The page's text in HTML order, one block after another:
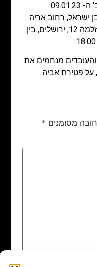
ישראל, רחוב אריה
דולצ'ין 80/2, מול רחוב האחות זלמה 12, ירושלים, בין
מנחמים את
על פטירת אביה.
מסומנים *